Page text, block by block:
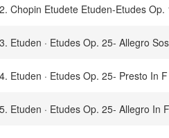
Chopin Etudete Etuden-Etudes Op.
Etuden · Etudes Op. 25- Allegro
Etuden · Etudes Op. 25- Presto In
Etuden · Etudes Op. 25- Allegro In